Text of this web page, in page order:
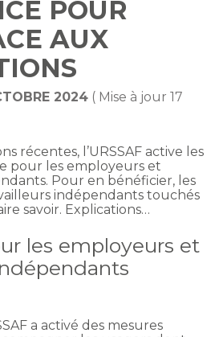
POUR
AUX
2024 ( Mise à jour 17
récentes, l’URSSAF active les
pour les employeurs et
Pour en bénéficier, les
indépendants touchés
savoir. Explications…
les employeurs et
a activé des mesures